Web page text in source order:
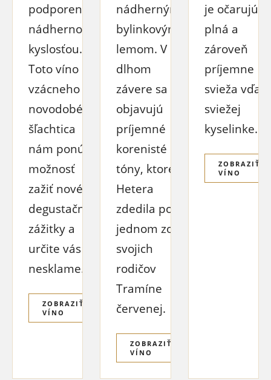
podporené
nádhernou
kyslosťou.
Toto víno od
vzácneho
novodobého
šľachtica
nám ponúka
možnosť
zažiť nové
degustačné
zážitky a
určite vás
nesklame.
ZOBRAZIŤ
VÍNO
nádherným
bylinkovým
lemom. V
dlhom
závere sa
objavujú
príjemné
korenisté
tóny, ktoré
Hetera
zdedila po
jednom zo
svojich
rodičov
Tramíne
červenej.
ZOBRAZIŤ
VÍNO
je očarujúco
plná a
zároveň
príjemne
svieža
sviežej
kyselinke.
ZOBRAZIŤ
VÍNO